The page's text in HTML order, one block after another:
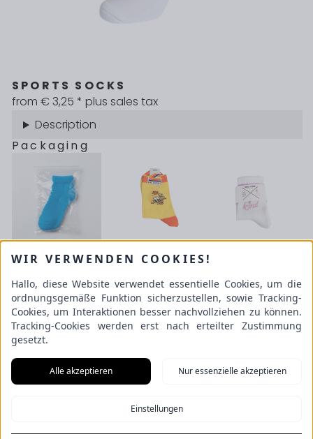
SPORTS SOCKS
from € 3,25 * plus sales tax
Description
Packaging
€ 0,00 / Piece € 1,00 / Piece
konfigurieren
Schulze GmbH
An der Beek 53
22851 Norderstedt
Information
Imprint
WIR VERWENDEN COOKIES!
Hallo, diese Website verwendet essentielle Cookies, um die
ordnungsgemäße Funktion sicherzustellen, sowie Tracking-
Cookies, um Interaktionen besser nachvollziehen zu können.
Tracking-Cookies werden erst nach erteilter Zustimmung
gesetzt.
Alle akzeptieren Nur essenzielle akzeptieren
Einstellungen